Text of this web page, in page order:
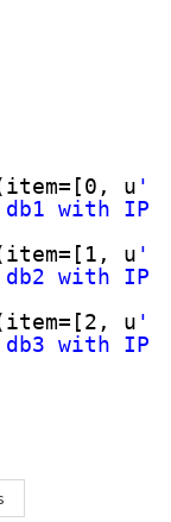
u
with IP
u
db2 with IP
u
db3 with IP